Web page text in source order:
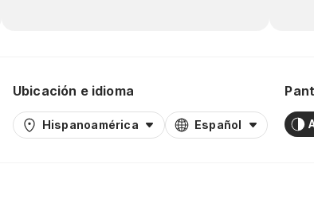
Ubicación e idioma
Hispanoamérica Español